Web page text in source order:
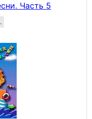
Часть 5